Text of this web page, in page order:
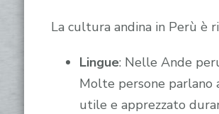
La cultura andina in Perù è
Lingue: Nelle Ande
Molte persone parlano
utile e apprezzato